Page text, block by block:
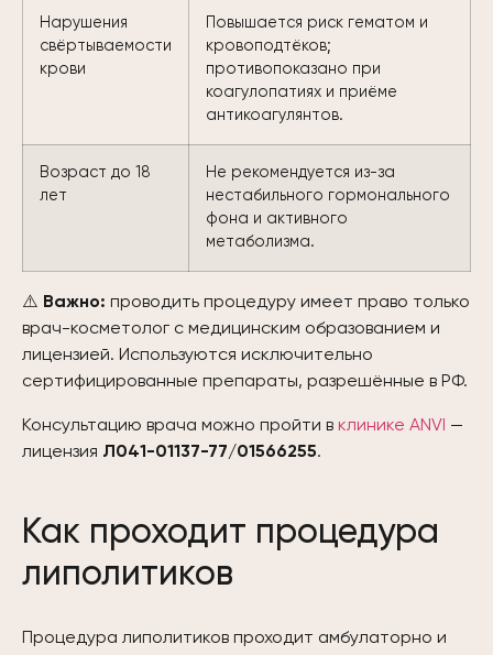
Нарушения
свёртываемости
крови
Повышается риск гематом и
кровоподтёков;
противопоказано при
коагулопатиях и приёме
антикоагулянтов.
Возраст до 18
лет
Не рекомендуется из-за
нестабильного гормонального
фона и активного
метаболизма.
⚠️ Важно: проводить процедуру имеет право только
врач-косметолог с медицинским образованием и
лицензией. Используются исключительно
сертифицированные препараты, разрешённые в РФ.
Консультацию врача можно пройти в клинике ANVI —
лицензия Л041-01137-77/01566255.
Как проходит процедура
липолитиков
Процедура липолитиков проходит амбулаторно и